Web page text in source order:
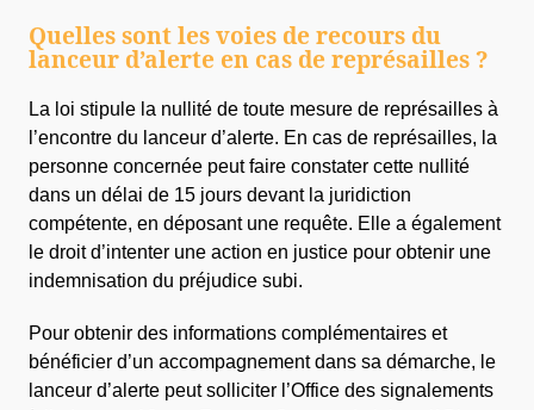
Quelles sont les voies de recours du
lanceur d’alerte en cas de représailles ?
La loi stipule la nullité de toute mesure de représailles à
l’encontre du lanceur d’alerte. En cas de représailles, la
personne concernée peut faire constater cette nullité
dans un délai de 15 jours devant la juridiction
compétente, en déposant une requête. Elle a également
le droit d’intenter une action en justice pour obtenir une
indemnisation du préjudice subi.
Pour obtenir des informations complémentaires et
bénéficier d’un accompagnement dans sa démarche, le
lanceur d’alerte peut solliciter l’Office des signalements